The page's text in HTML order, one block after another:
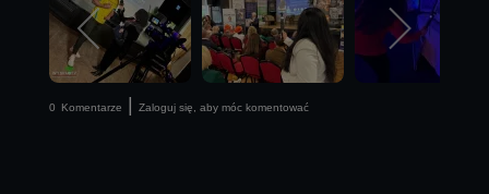
0 Komentarze Zaloguj się, aby móc komentować